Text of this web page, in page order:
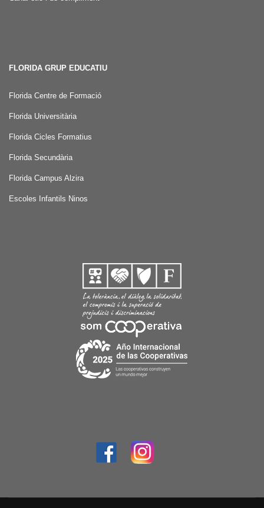
FLORIDA GRUP EDUCATIU
Florida Centre de Formació
Florida Universitària
Florida Cicles Formatius
Florida Secundària
Florida Campus Alzira
Escoles Infantils Ninos